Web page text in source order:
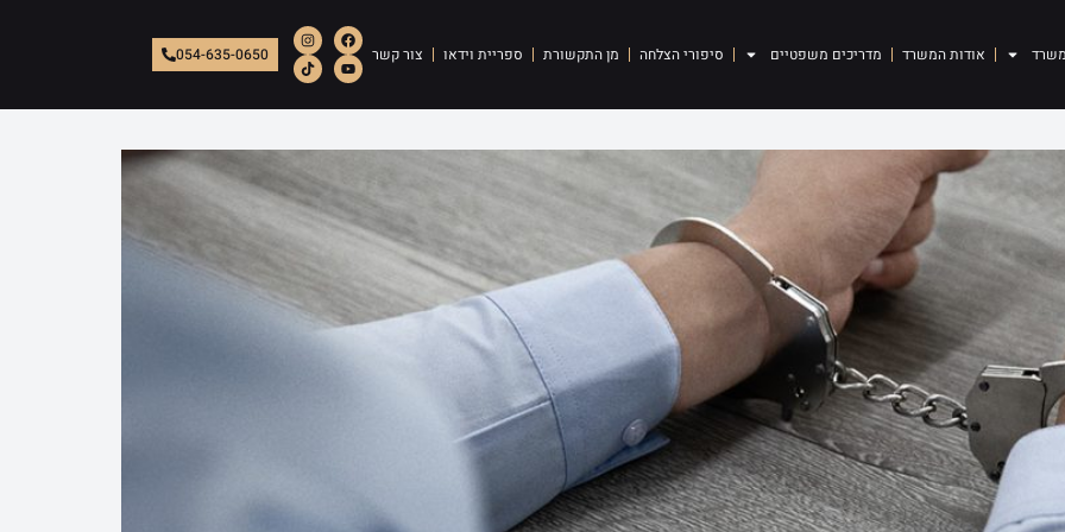
אודות המשרד מדריכים משפטיים סיפורי הצלחה מן התקשורת ספריית וידאו צור קשר 054-635-0650